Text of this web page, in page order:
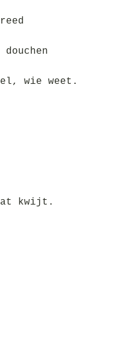
wie weet.
kwijt.